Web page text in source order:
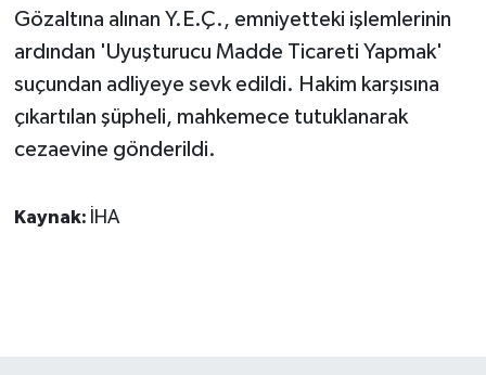
Gözaltına alınan Y.E.Ç., emniyetteki işlemlerinin
ardından 'Uyuşturucu Madde Ticareti Yapmak'
suçundan adliyeye sevk edildi. Hakim karşısına
çıkartılan şüpheli, mahkemece tutuklanarak
cezaevine gönderildi.
Kaynak: İHA
MAGAZİN
Otomobil
Sağlık